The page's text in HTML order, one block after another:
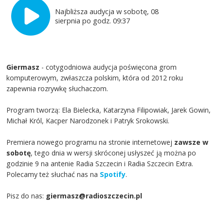
Najbliższa audycja w sobotę, 08
sierpnia po godz. 09:37
Giermasz - cotygodniowa audycja poświęcona grom
komputerowym, zwłaszcza polskim, która od 2012 roku
zapewnia rozrywkę słuchaczom.
Program tworzą: Ela Bielecka, Katarzyna Filipowiak, Jarek Gowin,
Michał Król, Kacper Narodzonek i Patryk Srokowski.
Premiera nowego programu na stronie internetowej zawsze w
sobotę, tego dnia w wersji skróconej usłyszeć ją można po
godzinie 9 na antenie Radia Szczecin i Radia Szczecin Extra.
Polecamy też słuchać nas na Spotify.
Pisz do nas: giermasz@radioszczecin.pl